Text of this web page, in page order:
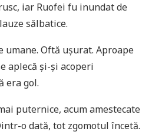
iar Ruofei fu inundat de
sălbatice.
umane. Oftă ușurat. Aproape
aplecă și-și acoperi
era gol.
puternice, acum amestecate
o dată, tot zgomotul încetă.